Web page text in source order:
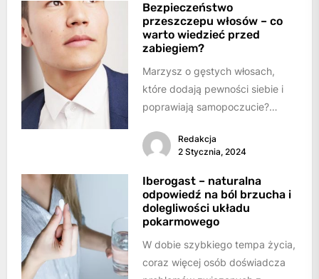
Bezpieczeństwo
przeszczepu włosów – co
warto wiedzieć przed
zabiegiem?
Marzysz o gęstych włosach,
które dodają pewności siebie i
poprawiają samopoczucie?
odpowiedzią na Twoje modowe
modlitwy.Zanim...
Redakcja
2 Stycznia, 2024
Iberogast – naturalna
odpowiedź na ból brzucha i
dolegliwości układu
pokarmowego
W dobie szybkiego tempa życia,
coraz więcej osób doświadcza